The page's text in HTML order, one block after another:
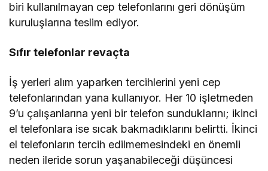
biri kullanılmayan cep telefonlarını geri dönüşüm
kuruluşlarına teslim ediyor.
Sıfır telefonlar revaçta
İş yerleri alım yaparken tercihlerini yeni cep
telefonlarından yana kullanıyor. Her 10 işletmeden
9’u çalışanlarına yeni bir telefon sunduklarını; ikinci
el telefonlara ise sıcak bakmadıklarını belirtti. İkinci
el telefonların tercih edilmemesindeki en önemli
neden ileride sorun yaşanabileceği düşüncesi